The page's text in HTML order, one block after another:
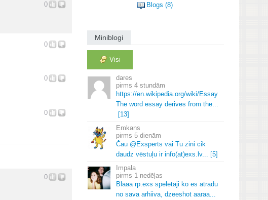
0
0
0
0
0
Blogs (8)
Miniblogi
Visi
dares
4 stundām
https://en.wikipedia.org/wiki/Essay
The word essay derives from the...
[13]
Emkans
5 dienām
Čau @Exsperts vai Tu zini cik
daudz vēstuļu ir info(at)exs. lv... [5]
Impala
1 nedēļas
Blaaa rp.exs speletaji ko es atradu
no sava arhiiva, dzeeshot aaraa...